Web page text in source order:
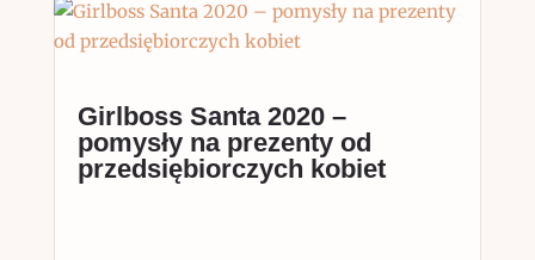
Girlboss Santa 2020 –
pomysły na prezenty od
przedsiębiorczych kobiet